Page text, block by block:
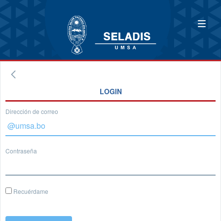
LOGIN
Dirección de correo
Contraseña
Recuérdame